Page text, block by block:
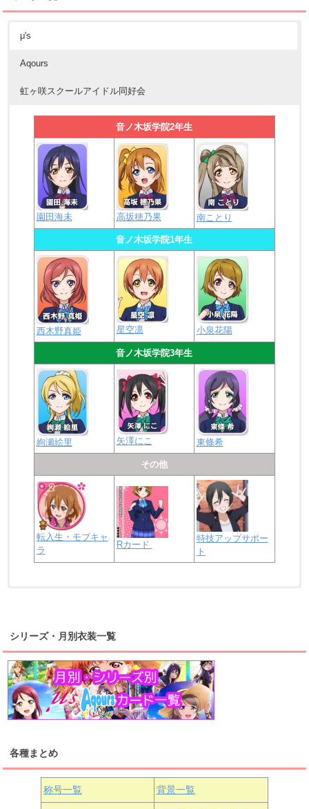
μ's
Aqours
虹ヶ咲スクールアイドル同好会
音ノ木坂学院2年生
園田海未 高坂穂乃果 南ことり
音ノ木坂学院1年生
西木野真姫 星空凛 小泉花陽
音ノ木坂学院3年生
絢瀬絵里 矢澤にこ 東條希
その他
転入生・モブキャ
ラ
Rカード
特技アップサポー
ト
桜内梨子 高海千歌 渡辺曜
浦の星女学院1年生
津島善子 黒澤ルビィ
上原歩夢 宮下愛 優木せつ菜
虹ヶ咲学園1年生
中須かすみ 天王寺璃奈
シリーズ・月別衣装一覧
各種まとめ
称号一覧 背景一覧